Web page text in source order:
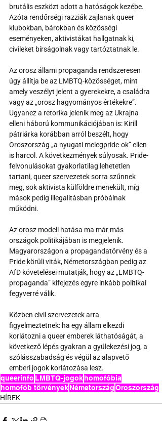
brutális eszközt adott a hatóságok kezébe.
Azóta rendőrségi razziák zajlanak queer
klubokban, bárokban és közösségi
eseményeken, aktivistákat hallgatnak ki,
civileket bírságolnak vagy tartóztatnak le.
Az orosz állami propaganda rendszeresen
úgy állítja be az LMBTQ-közösséget, mint
amely veszélyt jelent a gyerekekre, a családra
vagy az „orosz hagyományos értékekre”.
Ugyanez a retorika jelenik meg az Ukrajna
elleni háború kommunikációjában is: Kirill
pátriárka korábban arról beszélt, hogy
Oroszország „a nyugati melegpride-ok” ellen
is harcol. A következmények súlyosak. Pride-
felvonulásokat gyakorlatilag lehetetlen
tartani, queer szervezetek sorra szűnnek
meg, sok aktivista külföldre menekült, míg
mások pedig illegalitásban próbálnak
működni.
Az orosz modell hatása ma már más
országok politikájában is megjelenik.
Magyarországon a propagandatörvény és a
Pride körüli viták, Németországban pedig az
AfD követelései mutatják, hogy az „LMBTQ-
propaganda” kifejezés egyre inkább politikai
fegyverré válik.
Közben civil szervezetek arra
figyelmeztetnek: ha egy állam elkezdi
korlátozni a queer emberek láthatóságát, a
következő lépés gyakran a gyülekezési jog, a
szólásszabadság és végül az alapvető
emberi jogok korlátozása lesz.
queerinfo LMBTQ-jogokhomofóbia
homofób törvényekNémetországOroszország
HÍREK